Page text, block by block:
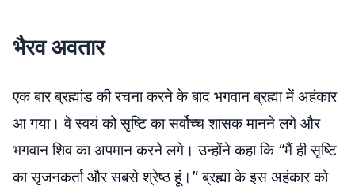
भैरव अवतार
एक बार ब्रह्मांड की रचना करने के बाद भगवान ब्रह्मा में अहंकार
आ गया। वे स्वयं को सृष्टि का सर्वोच्च शासक मानने लगे और
भगवान शिव का अपमान करने लगे। उन्होंने कहा कि “मैं ही सृष्टि
का सृजनकर्ता और सबसे श्रेष्ठ हूं।” ब्रह्मा के इस अहंकार को